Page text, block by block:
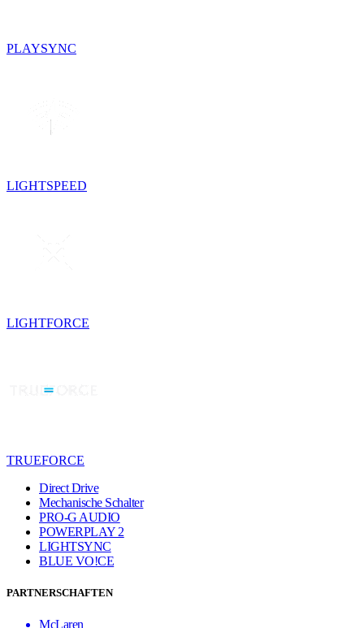
PLAYSYNC
LIGHTSPEED
LIGHTFORCE
TRUEFORCE
Direct Drive
Mechanische Schalter
PRO-G AUDIO
POWERPLAY 2
LIGHTSYNC
BLUE VO!CE
PARTNERSCHAFTEN
McLaren